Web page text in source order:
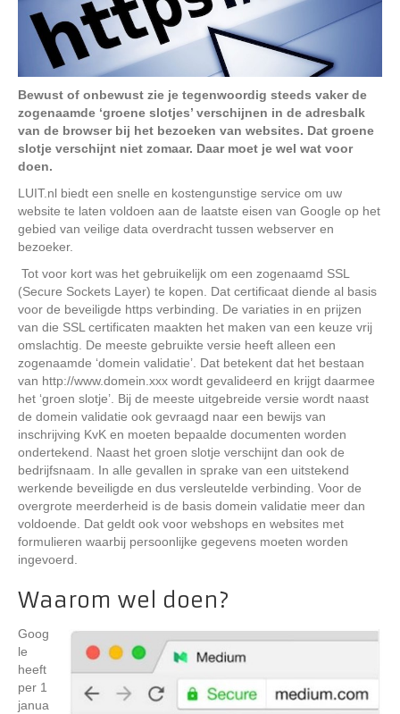
Bewust of onbewust zie je tegenwoordig steeds vaker de
zogenaamde ‘groene slotjes’ verschijnen in de adresbalk
van de browser bij het bezoeken van websites. Dat groene
slotje verschijnt niet zomaar. Daar moet je wel wat voor
doen.
LUIT.nl biedt een snelle en kostengunstige service om uw
website te laten voldoen aan de laatste eisen van Google op het
gebied van veilige data overdracht tussen webserver en
bezoeker.
Tot voor kort was het gebruikelijk om een zogenaamd SSL
(Secure Sockets Layer) te kopen. Dat certificaat diende al basis
voor de beveiligde https verbinding. De variaties in en prijzen
van die SSL certificaten maakten het maken van een keuze vrij
omslachtig. De meeste gebruikte versie heeft alleen een
zogenaamde ‘domein validatie’. Dat betekent dat het bestaan
van http://www.domein.xxx wordt gevalideerd en krijgt daarmee
het ‘groen slotje’. Bij de meeste uitgebreide versie wordt naast
de domein validatie ook gevraagd naar een bewijs van
inschrijving KvK en moeten bepaalde documenten worden
ondertekend. Naast het groen slotje verschijnt dan ook de
bedrijfsnaam. In alle gevallen in sprake van een uitstekend
werkende beveiligde en dus versleutelde verbinding. Voor de
overgrote meerderheid is de basis domein validatie meer dan
voldoende. Dat geldt ook voor webshops en websites met
formulieren waarbij persoonlijke gegevens moeten worden
ingevoerd.
Waarom wel doen?
Goog
le
heeft
per 1
janua